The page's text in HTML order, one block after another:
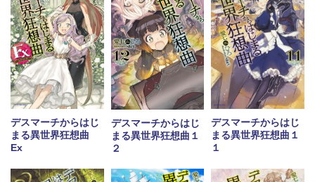
デスマーチからはじ
まる異世界狂想曲
Ex
デスマーチからはじ
まる異世界狂想曲１
２
デスマーチからはじ
まる異世界狂想曲１
１